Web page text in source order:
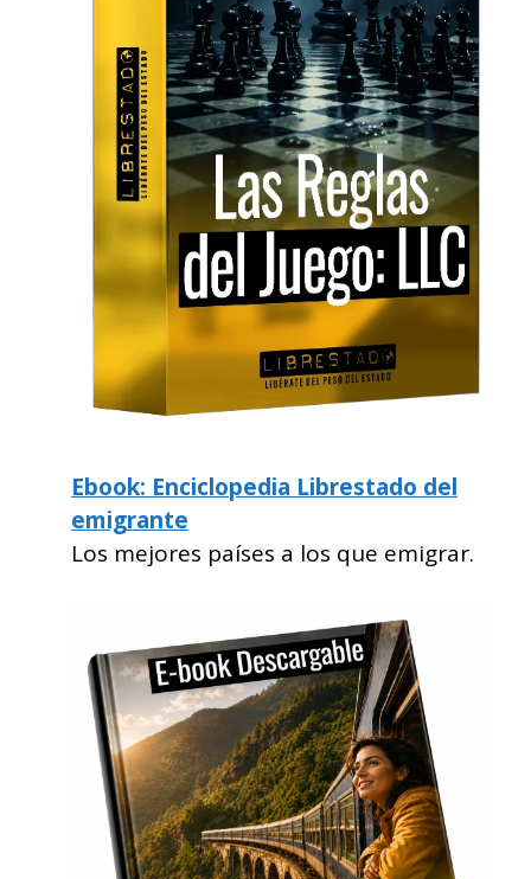
Ebook: Enciclopedia Librestado del
emigrante
Los mejores países a los que emigrar.